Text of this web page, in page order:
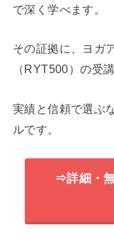
で深く学べます。
その証拠に、ヨガ
（RYT500）の受
実績と信頼で選ぶ
ルです。
⇒詳細・